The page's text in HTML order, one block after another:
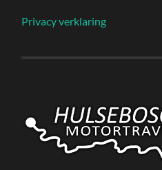
Privacy verklaring